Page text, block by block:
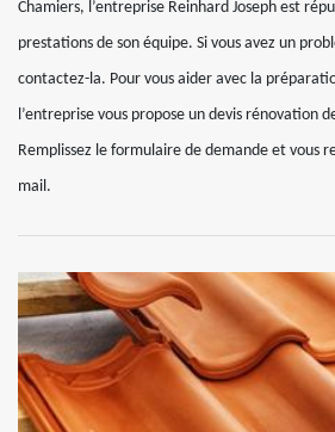
Chamiers, l’entreprise Reinhard Joseph est
prestations de son équipe. Si vous avez un
contactez-la. Pour vous aider avec la
l’entreprise vous propose un devis rénovation
Remplissez le formulaire de demande et vous
mail.